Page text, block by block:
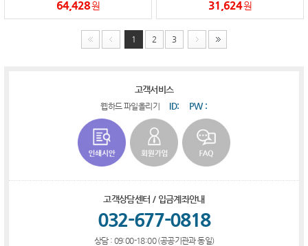
64,428원 31,624원
1 2 3
고객서비스
웹하드 파일올리기 ID: PW :
고객상담센터 / 입금계좌안내
032-677-0818
상담 : 09:00-18:00 (공공기관과 동일)